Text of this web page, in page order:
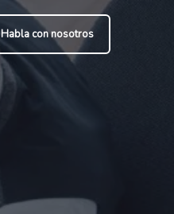
Habla con nosotros